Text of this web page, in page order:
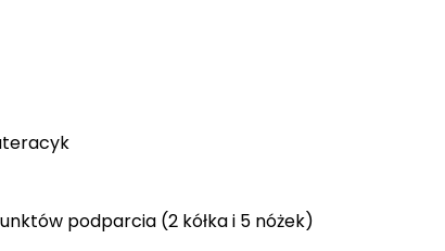
podparcia (2 kółka i 5 nóżek)